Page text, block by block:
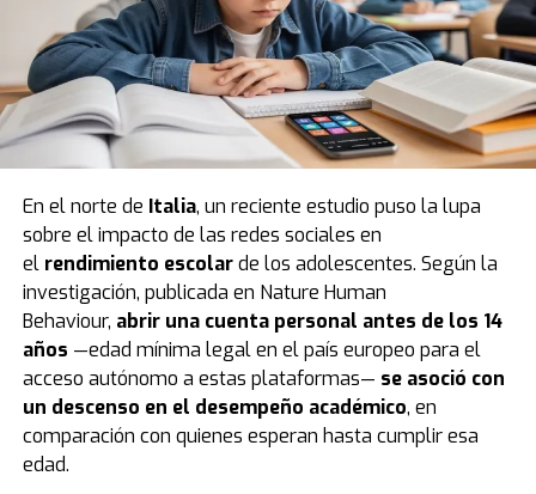
En el norte de Italia, un reciente estudio puso la lupa
sobre el impacto de las redes sociales en
el rendimiento escolarde los adolescentes. Según la
investigación, publicada en Nature Human
Behaviour, abrir una cuenta personal antes de los 14
años —edad mínima legal en el país europeo para el
acceso autónomo a estas plataformas— se asoció con
un descenso en el desempeño académico, en
comparación con quienes esperan hasta cumplir esa
edad.